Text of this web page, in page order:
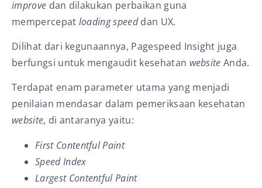
improve dan dilakukan perbaikan guna
mempercepat loading speeddan UX.
Dilihat dari kegunaannya, Pagespeed Insight juga
berfungsi untuk mengaudit kesehatan websiteAnda.
Terdapat enam parameter utama yang menjadi
penilaian mendasar dalam pemeriksaan kesehatan
website, di antaranya yaitu:
First Contentful Paint
Speed Index
Largest Contentful Paint